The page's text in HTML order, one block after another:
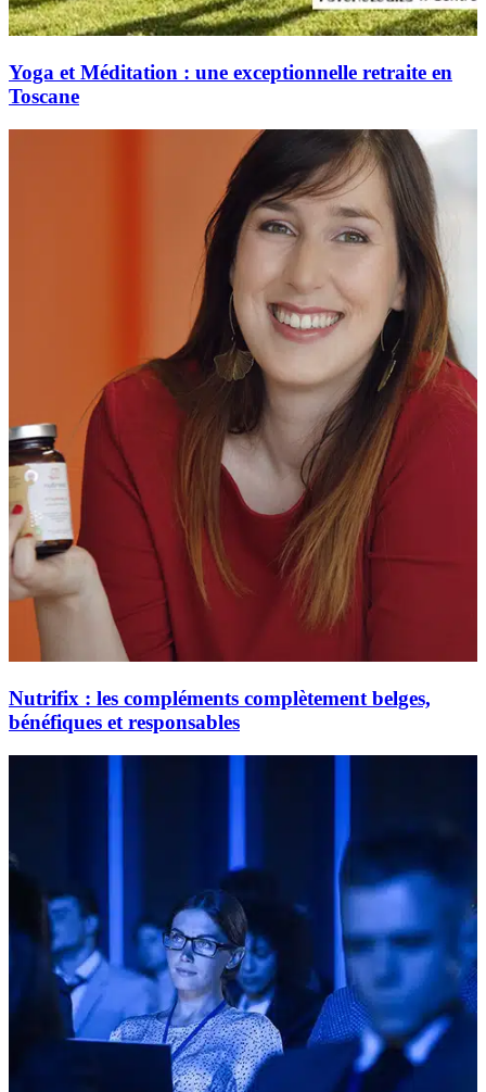
Yoga et Méditation : une exceptionnelle retraite en
Toscane
Nutrifix : les compléments complètement belges,
bénéfiques et responsables